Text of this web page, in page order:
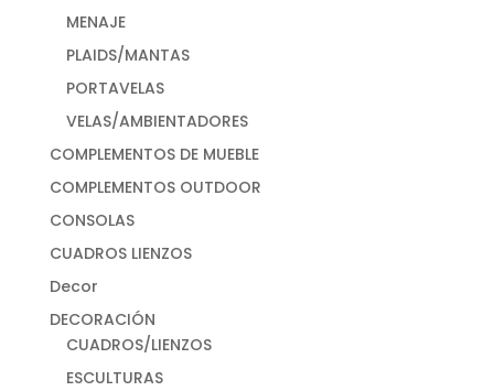
MENAJE
PLAIDS/MANTAS
PORTAVELAS
VELAS/AMBIENTADORES
COMPLEMENTOS DE MUEBLE
COMPLEMENTOS OUTDOOR
CONSOLAS
CUADROS LIENZOS
Decor
DECORACIÓN
CUADROS/LIENZOS
ESCULTURAS